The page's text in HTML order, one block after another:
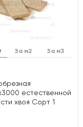
За м2 За м3
естественной
хвоя Сорт 1